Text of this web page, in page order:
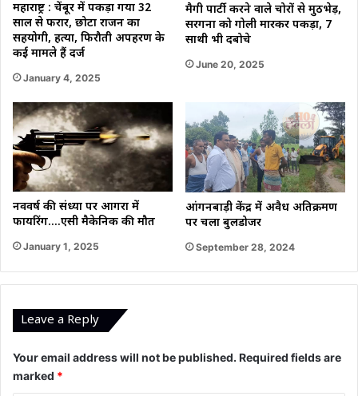
महाराष्ट्र : चेंबूर में पकड़ा गया 32
साल से फरार, छोटा राजन का
सहयोगी, हत्या, फिरौती अपहरण के
कई मामले हैं दर्ज
January 4, 2025
मैगी पार्टी करने वाले चोरों से मुठभेड़,
सरगना को गोली मारकर पकड़ा, 7
साथी भी दबोचे
June 20, 2025
नववर्ष की संध्या पर आगरा में
फायरिंग….एसी मैकेनिक की मौत
January 1, 2025
आंगनबाड़ी केंद्र में अवैध अतिक्रमण
पर चला बुलडोजर
September 28, 2024
Leave a Reply
Your email address will not be published. Required fields are
marked *